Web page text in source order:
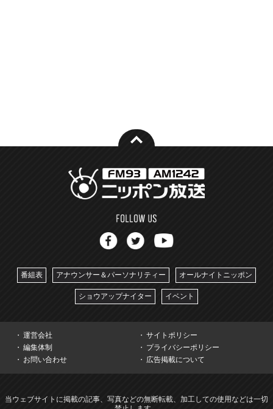
番組表 アナウンサー＆パーソナリティー オールナイトニッポン
ショウアップナイター イベント
運営会社
サイトポリシー
編集体制
プライバシーポリシー
お問い合わせ
広告掲載について
当ウェブサイトに掲載の記事、写真などの無断転載、加工しての使用などは一切